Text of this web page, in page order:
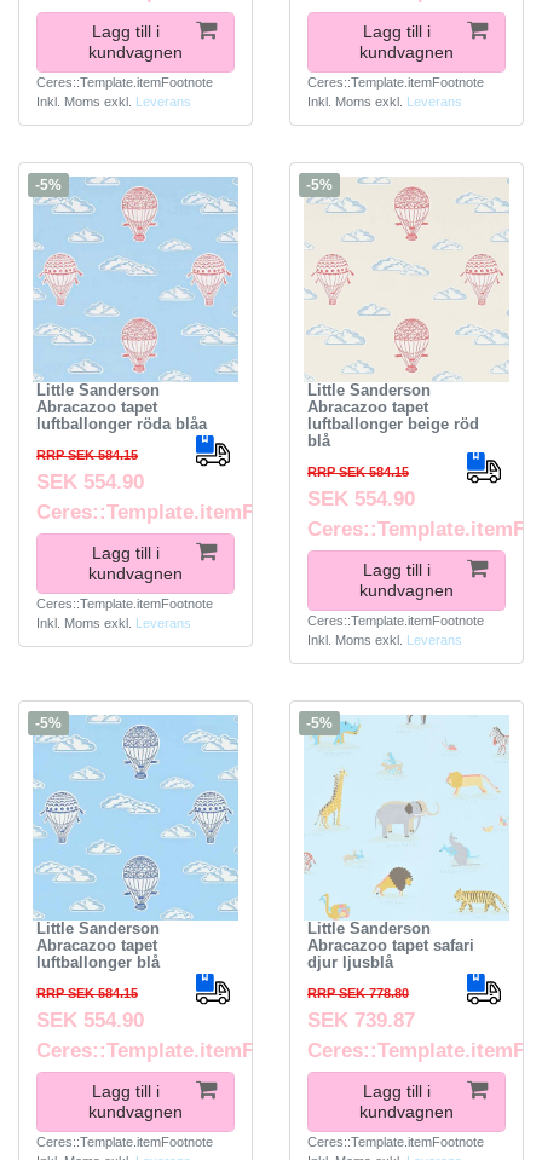
Lagg till i
kundvagnen
Ceres::Template.itemFootnote
Inkl. Moms exkl. Leverans
Lagg till i
kundvagnen
Ceres::Template.itemFootnote
Inkl. Moms exkl. Leverans
-5%
Little Sanderson
Abracazoo tapet
luftballonger röda blåa
RRP SEK 584.15
SEK 554.90
Ceres::Template.itemFootnote
Lagg till i
kundvagnen
Ceres::Template.itemFootnote
Inkl. Moms exkl. Leverans
-5%
Little Sanderson
Abracazoo tapet
luftballonger beige röd
blå
RRP SEK 584.15
SEK 554.90
Lagg till i
kundvagnen
Ceres::Template.itemFootnote
Inkl. Moms exkl. Leverans
-5%
Little Sanderson
Abracazoo tapet
luftballonger blå
RRP SEK 584.15
SEK 554.90
Ceres::Template.itemFootnote
Lagg till i
kundvagnen
Ceres::Template.itemFootnote
-5%
Little Sanderson
Abracazoo tapet safari
djur ljusblå
RRP SEK 778.80
SEK 739.87
Lagg till i
kundvagnen
Ceres::Template.itemFootnote